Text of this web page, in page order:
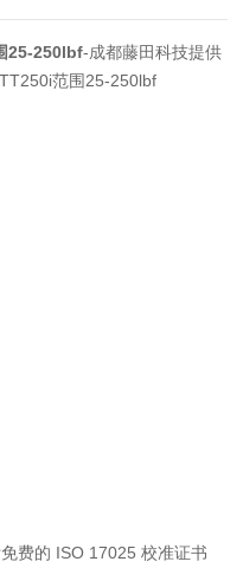
25-250lbf-成都藤田科技提供
费的 ISO 17025 校准证书